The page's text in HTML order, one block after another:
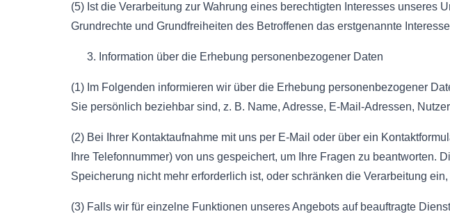
(5) Ist die Verarbeitung zur Wahrung eines berechtigten Interesses unseres
Grundrechte und Grundfreiheiten des Betroffenen das erstgenannte
Information über die Erhebung personenbezogener Daten
(1) Im Folgenden informieren wir über die Erhebung personenbezogener
Sie persönlich beziehbar sind, z. B. Name, Adresse, E-Mail-Adressen,
(2) Bei Ihrer Kontaktaufnahme mit uns per E-Mail oder über ein
Ihre Telefonnummer) von uns gespeichert, um Ihre Fragen zu
Speicherung nicht mehr erforderlich ist, oder schränken die Verarbeitung
(3) Falls wir für einzelne Funktionen unseres Angebots auf beauftragte